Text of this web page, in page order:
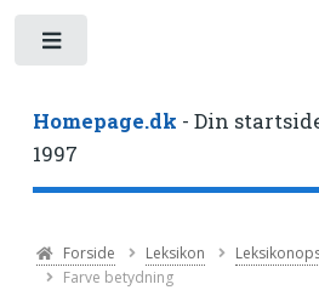
Homepage.dk - Din
1997
Forside Leksikon
Farve betydning